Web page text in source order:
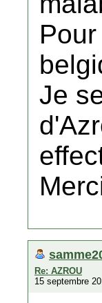
Je
Re: AZROU
15 septembre